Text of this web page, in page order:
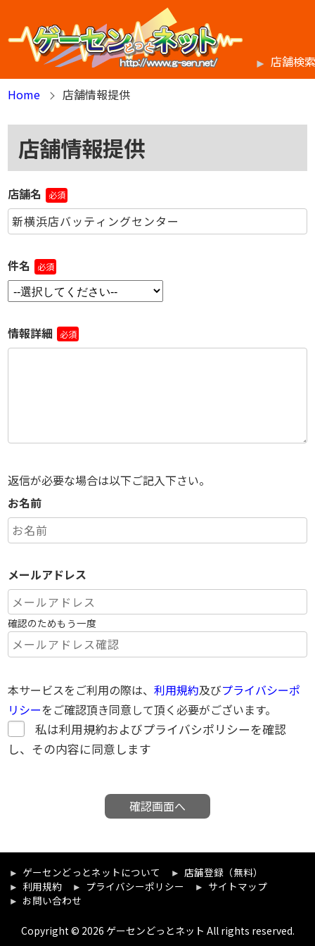
店舗検
Home
店舗情報提供
店舗情報提供
店舗名 必須
件名 必須
情報詳細 必須
返信が必要な場合は以下ご記入下さい。
お名前
メールアドレス
確認のためもう一度
本サービスをご利用の際は、利用規約及びプライバシーポ
リシーをご確認頂き同意して頂く必要がございます。
私は利用規約およびプライバシポリシーを確認
し、その内容に同意します
確認画面へ
ゲーセンどっとネットについて
店舗登録（無料）
利用規約
プライバシーポリシー
サイトマップ
お問い合わせ
Copyright © 2026 ゲーセンどっとネット All rights reserved.